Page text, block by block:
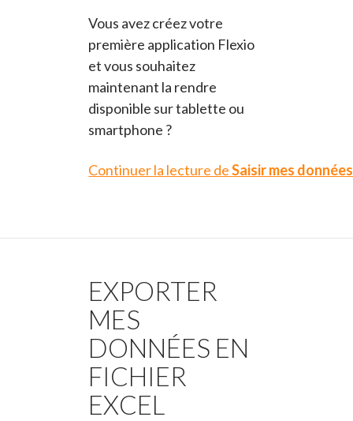
Vous avez créez votre
première application Flexio
et vous souhaitez
maintenant la rendre
disponible sur tablette ou
smartphone ?
Continuer la lecture deSaisir mes
EXPORTER
MES
DONNÉES EN
FICHIER
EXCEL